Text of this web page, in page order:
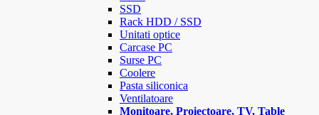
SSD
Rack HDD / SSD
Unitati optice
Carcase PC
Surse PC
Coolere
Pasta siliconica
Ventilatoare
Monitoare, Proiectoare, TV, Table